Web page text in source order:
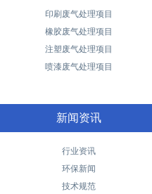
印刷废气处理项目
橡胶废气处理项目
注塑废气处理项目
喷漆废气处理项目
新闻资讯
行业资讯
环保新闻
技术规范